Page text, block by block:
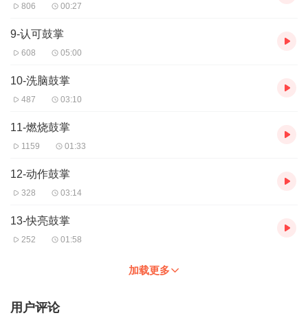
806 00:27
9-认可鼓掌
608 05:00
10-洗脑鼓掌
487 03:10
11-燃烧鼓掌
1159 01:33
12-动作鼓掌
328 03:14
13-快亮鼓掌
252 01:58
加载更多
用户评论